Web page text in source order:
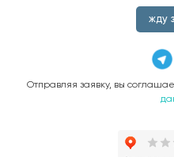
жду
Отправляя заявку, вы